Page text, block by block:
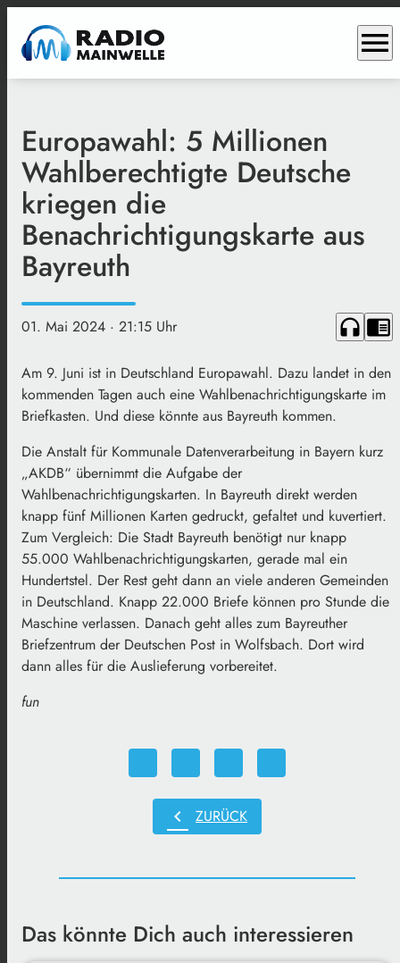
menu
Europawahl: 5 Millionen
Wahlberechtigte Deutsche
kriegen die
Benachrichtigungskarte aus
Bayreuth
01. Mai 2024 · 21:15 Uhr headphones chrome_reader_mode
Am 9. Juni ist in Deutschland Europawahl. Dazu landet in den
kommenden Tagen auch eine Wahlbenachrichtigungskarte im
Briefkasten. Und diese könnte aus Bayreuth kommen.
Die Anstalt für Kommunale Datenverarbeitung in Bayern kurz
„AKDB“ übernimmt die Aufgabe der
Wahlbenachrichtigungskarten. In Bayreuth direkt werden
knapp fünf Millionen Karten gedruckt, gefaltet und kuvertiert.
Zum Vergleich: Die Stadt Bayreuth benötigt nur knapp
55.000 Wahlbenachrichtigungskarten, gerade mal ein
Hundertstel. Der Rest geht dann an viele anderen Gemeinden
in Deutschland. Knapp 22.000 Briefe können pro Stunde die
Maschine verlassen. Danach geht alles zum Bayreuther
Briefzentrum der Deutschen Post in Wolfsbach. Dort wird
dann alles für die Auslieferung vorbereitet.
fun
chevron_left ZURÜCK
Das könnte Dich auch interessieren